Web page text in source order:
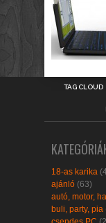
TAG CLOUD
18-as karika
ajánló (63)
autó, motor,
buli, party, pia